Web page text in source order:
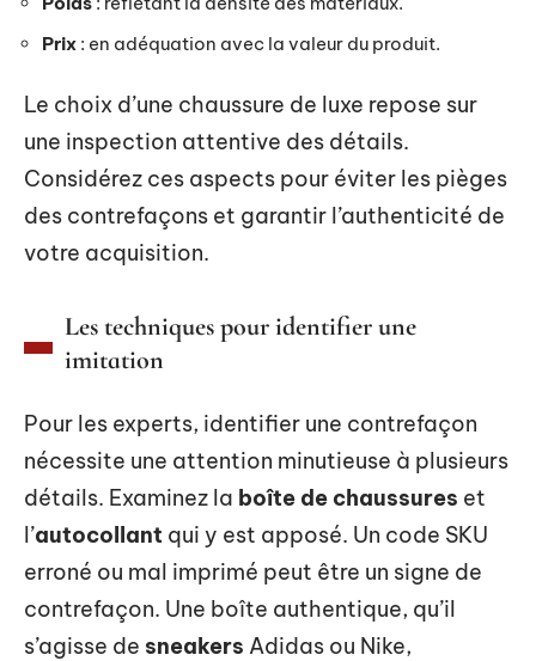
Prix : en adéquation avec la valeur du produit.
Le choix d’une chaussure de luxe repose sur
une inspection attentive des détails.
Considérez ces aspects pour éviter les pièges
des contrefaçons et garantir l’authenticité de
votre acquisition.
Les techniques pour identifier une
imitation
Pour les experts, identifier une contrefaçon
nécessite une attention minutieuse à plusieurs
détails. Examinez la boîte de chaussures et
l’autocollant qui y est apposé. Un code SKU
erroné ou mal imprimé peut être un signe de
contrefaçon. Une boîte authentique, qu’il
s’agisse de sneakers Adidas ou Nike,